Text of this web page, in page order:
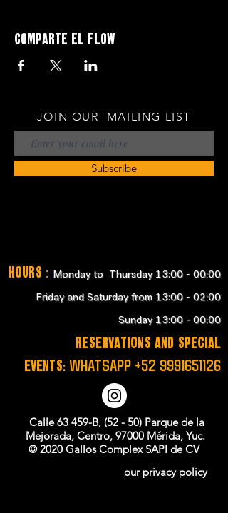
Comparte el flow
JOIN OUR MAILING LIST
Subscribe
Hours : Monday to Thursday 13:00 - 00:00
Friday and Saturday from 13:00 - 02:00
Sunday 13:00 - 00:00
RESERVATIONS and SPECIAL
EVENTS: WHATSAPP +52 9991651126
Calle 63 459-B, (52 - 50) Parque de la
Mejorada, Centro, 97000 Mérida, Yuc.
© 2020 Gallos Complex SAPI de CV
our privacy policy